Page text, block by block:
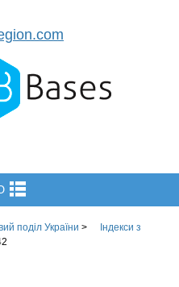
поділ України >
Індекси з